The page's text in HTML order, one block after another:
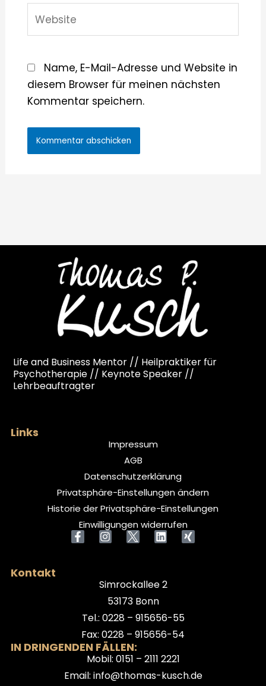
Name, E-Mail-Adresse und Website in
diesem Browser für meinen nächsten
Kommentar speichern.
Life and Business Mentor // Heilpraktiker für
Psychotherapie // Keynote Speaker //
Lehrbeauftragter
Links
Impressum
AGB
Datenschutzerklärung
Privatsphäre-Einstellungen ändern
Historie der Privatsphäre-Einstellungen
Einwilligungen widerrufen
Kontakt
Simrockallee 2
53173 Bonn
Tel.: 0228 – 915656-55
Fax: 0228 – 915656-54
IN DRINGENDEN FÄLLEN:
Mobil: 0151 – 2111 2221
Email: info@thomas-kusch.de